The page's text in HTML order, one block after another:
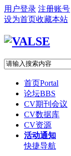
用户登录 注册账号
设为首页收藏本站
首页Portal
论坛BBS
CV期刊会议
CV数据库
CV资源
活动通知
快捷导航